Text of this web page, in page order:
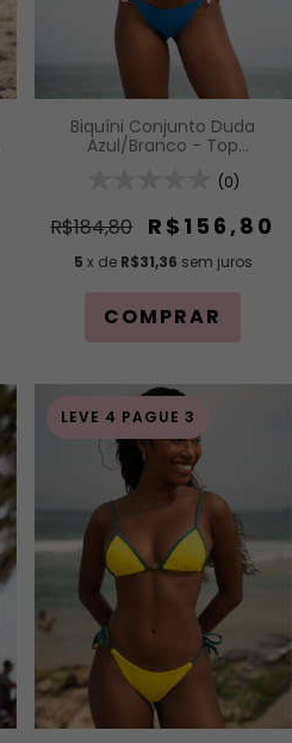
Biquíni Conjunto Duda
Azul/Branco - Top
Removível e Calcinha com
(0)
R$184,80 R$156,80
5 x de R$31,36 sem juros
COMPRAR
LEVE 4 PAGUE 3